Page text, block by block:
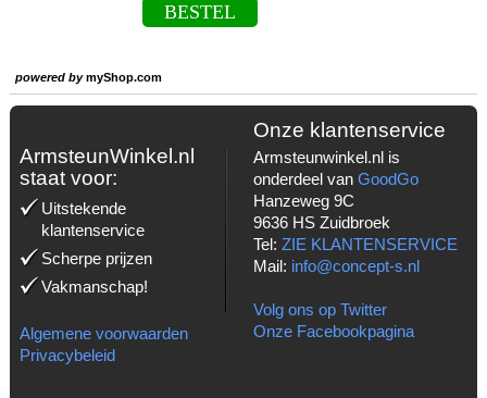
BESTEL
powered bymyShop.com
ArmsteunWinkel.nl
staat voor:
Uitstekende
klantenservice
Scherpe prijzen
Vakmanschap!
Algemene voorwaarden
Privacybeleid
Onze klantenservice
Armsteunwinkel.nl is
onderdeel van GoodGo
Hanzeweg 9C
9636 HS Zuidbroek
Tel: ZIE KLANTENSERVICE
Mail: info@concept-s.nl
Volg ons op Twitter
Onze Facebookpagina